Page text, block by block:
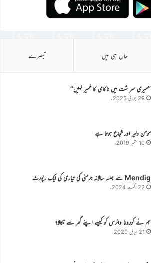
حال ہی میں تبصرے
’’میری سر شت میں ناکامی کا خمیر نہیں‘‘
29 جولائی 2025ء
مومن دلیر اور شجاع ہوتا ہے
10 ستمبر 2019ء
Mendig سے جلسہ سالانہ جرمنی کی تیاری کی ایک رپورٹ
22 اگست 2024ء
ہم نے کورونا وائرس کو کیسے اپنے گھر سے نکالا؟
21 اپریل 2020ء